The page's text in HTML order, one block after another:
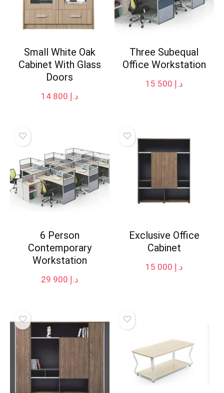
Small White Oak
Cabinet With Glass
Doors
د.إ
Three Subequal
Office Workstation
د.إ
6 Person
Contemporary
Workstation
د.إ
Exclusive Office
Cabinet
د.إ